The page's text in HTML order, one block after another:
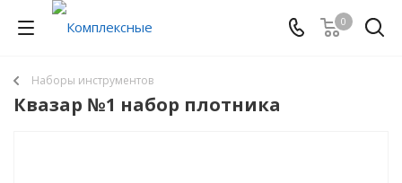
0
Наборы инструментов
Квазар №1 набор плотника